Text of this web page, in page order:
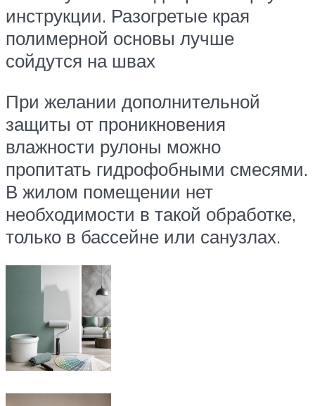
инструкции. Разогретые края
полимерной основы лучше
сойдутся на швах
При желании дополнительной
защиты от проникновения
влажности рулоны можно
пропитать гидрофобными смесями.
В жилом помещении нет
необходимости в такой обработке,
только в бассейне или санузлах.